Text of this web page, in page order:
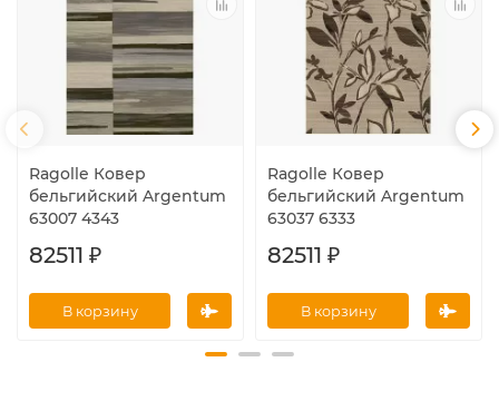
Ragolle Ковер
бельгийский Argentum
63007 4343
82511 ₽
В корзину
Ragolle Ковер
бельгийский Argentum
63037 6333
82511 ₽
В корзину